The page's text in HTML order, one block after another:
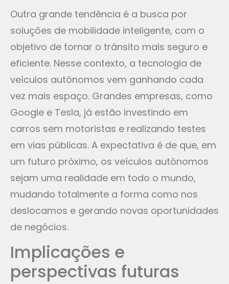
Outra grande tendência é a busca por
soluções de mobilidade inteligente, com o
objetivo de tornar o trânsito mais seguro e
eficiente. Nesse contexto, a tecnologia de
veículos autônomos vem ganhando cada
vez mais espaço. Grandes empresas, como
Google e Tesla, já estão investindo em
carros sem motoristas e realizando testes
em vias públicas. A expectativa é de que, em
um futuro próximo, os veículos autônomos
sejam uma realidade em todo o mundo,
mudando totalmente a forma como nos
deslocamos e gerando novas oportunidades
de negócios.
Implicações e
perspectivas futuras